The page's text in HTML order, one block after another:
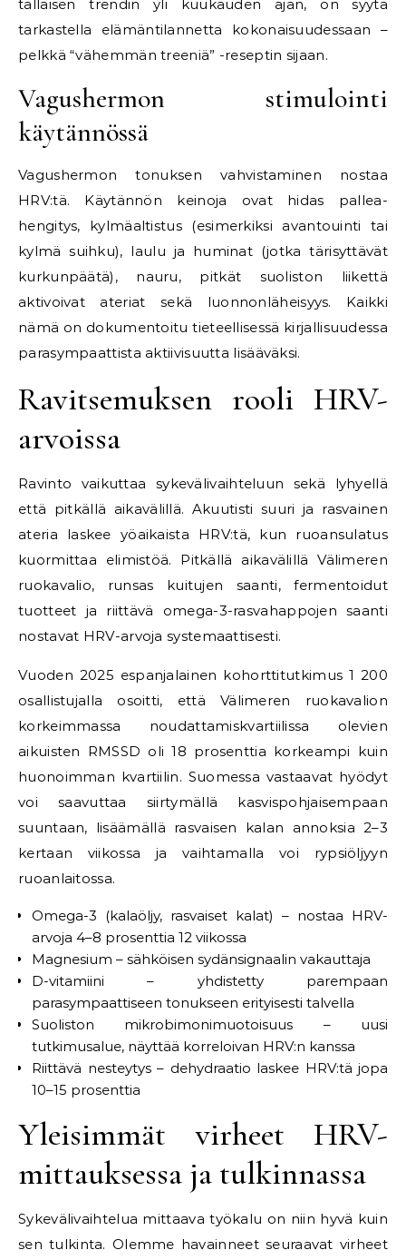
tällaisen trendin yli kuukauden ajan, on syytä
tarkastella elämäntilannetta kokonaisuudessaan –
pelkkä “vähemmän treeniä” -reseptin sijaan.
Vagushermon stimulointi
käytännössä
Vagushermon tonuksen vahvistaminen nostaa
HRV:tä. Käytännön keinoja ovat hidas pallea-
hengitys, kylmäaltistus (esimerkiksi avantouinti tai
kylmä suihku), laulu ja huminat (jotka tärisyttävät
kurkunpäätä), nauru, pitkät suoliston liikettä
aktivoivat ateriat sekä luonnonläheisyys. Kaikki
nämä on dokumentoitu tieteellisessä kirjallisuudessa
parasympaattista aktiivisuutta lisääväksi.
Ravitsemuksen rooli HRV-
arvoissa
Ravinto vaikuttaa sykevälivaihteluun sekä lyhyellä
että pitkällä aikavälillä. Akuutisti suuri ja rasvainen
ateria laskee yöaikaista HRV:tä, kun ruoansulatus
kuormittaa elimistöä. Pitkällä aikavälillä Välimeren
ruokavalio, runsas kuitujen saanti, fermentoidut
tuotteet ja riittävä omega-3-rasvahappojen saanti
nostavat HRV-arvoja systemaattisesti.
Vuoden 2025 espanjalainen kohorttitutkimus 1 200
osallistujalla osoitti, että Välimeren ruokavalion
korkeimmassa noudattamiskvartiilissa olevien
aikuisten RMSSD oli 18 prosenttia korkeampi kuin
huonoimman kvartiilin. Suomessa vastaavat hyödyt
voi saavuttaa siirtymällä kasvispohjaisempaan
suuntaan, lisäämällä rasvaisen kalan annoksia 2–3
kertaan viikossa ja vaihtamalla voi rypsiöljyyn
ruoanlaitossa.
Omega-3 (kalaöljy, rasvaiset kalat) – nostaa HRV-
arvoja 4–8 prosenttia 12 viikossa
Magnesium – sähköisen sydänsignaalin vakauttaja
D-vitamiini – yhdistetty parempaan
parasympaattiseen tonukseen erityisesti talvella
Suoliston mikrobimonimuotoisuus – uusi
tutkimusalue, näyttää korreloivan HRV:n kanssa
Riittävä nesteytys – dehydraatio laskee HRV:tä jopa
10–15 prosenttia
Yleisimmät virheet HRV-
mittauksessa ja tulkinnassa
Sykevälivaihtelua mittaava työkalu on niin hyvä kuin
sen tulkinta. Olemme havainneet seuraavat virheet